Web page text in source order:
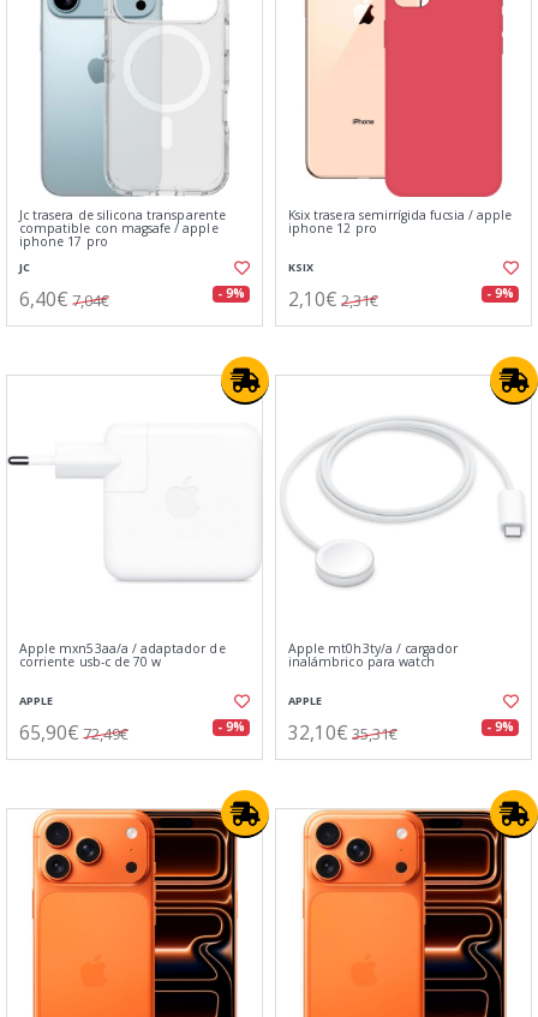
Jc trasera de silicona transparente
compatible con magsafe / apple
iphone 17 pro
JC
6,40€ 7,04€ - 9%
Ksix trasera semirrígida fucsia / apple
iphone 12 pro
KSIX
2,10€ 2,31€ - 9%
Apple mxn53aa/a / adaptador de
corriente usb‑c de 70 w
APPLE
65,90€ 72,49€ - 9%
Apple mt0h3ty/a / cargador
inalámbrico para watch
APPLE
32,10€ 35,31€ - 9%